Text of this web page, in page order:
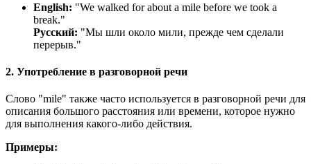
English: "We walked for about a mile before we took a
break."
Русский: "Мы шли около мили, прежде чем сделали
перерыв."
2. Употребление в разговорной речи
Слово "mile" также часто используется в разговорной речи для
описания большого расстояния или времени, которое нужно
для выполнения какого-либо действия.
Примеры: